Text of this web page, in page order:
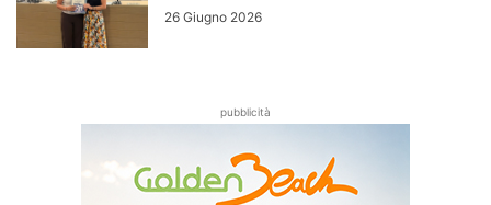
26 Giugno 2026
pubblicità